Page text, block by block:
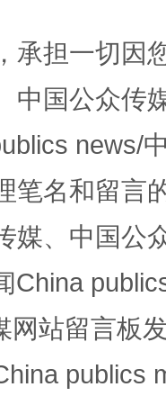
承担一切因
中国公众传
news/
笔名和留言
媒、中国公
China
网站留言板
publics